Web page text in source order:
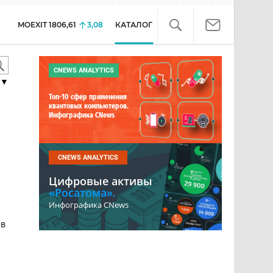
MOEXIT 1806,61 3,08 КАТАЛОГ
▼
CNEWS ANALYTICS
Топ-10 сфер применения
квантовых компьютеров.
Инфографика CNews
CNEWS ANALYTICS
Цифровые активы
«Росатома».
Инфографика CNews